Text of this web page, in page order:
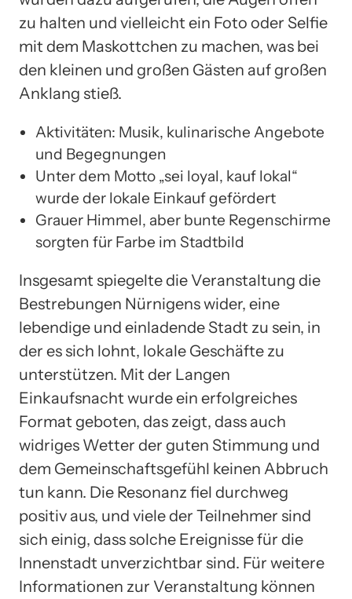
zu halten und vielleicht ein Foto oder Selfie
mit dem Maskottchen zu machen, was bei
den kleinen und großen Gästen auf großen
Anklang stieß.
Aktivitäten: Musik, kulinarische Angebote
und Begegnungen
Unter dem Motto „sei loyal, kauf lokal“
wurde der lokale Einkauf gefördert
Grauer Himmel, aber bunte Regenschirme
sorgten für Farbe im Stadtbild
Insgesamt spiegelte die Veranstaltung die
Bestrebungen Nürnigens wider, eine
lebendige und einladende Stadt zu sein, in
der es sich lohnt, lokale Geschäfte zu
unterstützen. Mit der Langen
Einkaufsnacht wurde ein erfolgreiches
Format geboten, das zeigt, dass auch
widriges Wetter der guten Stimmung und
dem Gemeinschaftsgefühl keinen Abbruch
tun kann. Die Resonanz fiel durchweg
positiv aus, und viele der Teilnehmer sind
sich einig, dass solche Ereignisse für die
Innenstadt unverzichtbar sind. Für weitere
Informationen zur Veranstaltung können